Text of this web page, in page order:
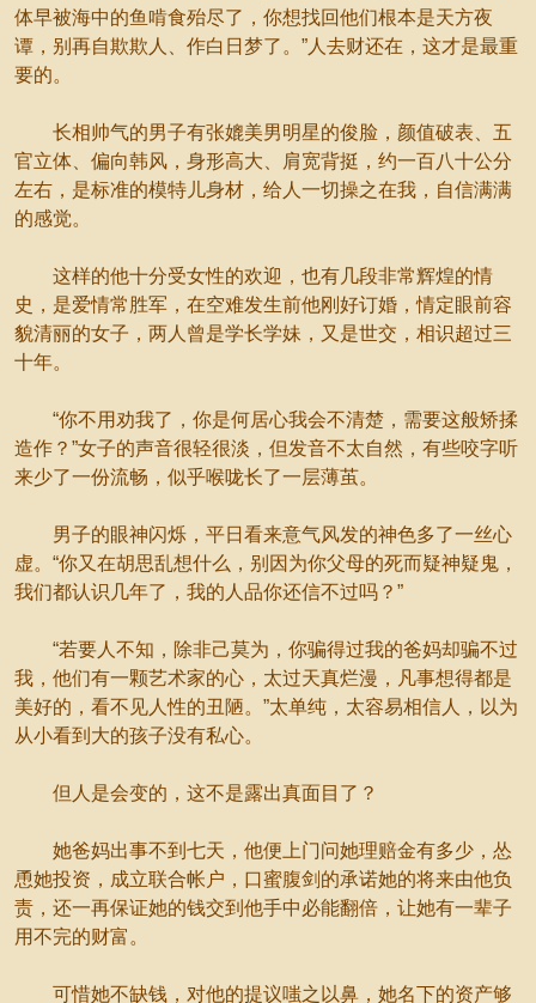
体早被海中的鱼啃食殆尽了，你想找回他们根本是天方夜
谭，别再自欺欺人、作白日梦了。”人去财还在，这才是最重
要的。
长相帅气的男子有张媲美男明星的俊脸，颜值破表、五
官立体、偏向韩风，身形高大、肩宽背挺，约一百八十公分
左右，是标准的模特儿身材，给人一切操之在我，自信满满
的感觉。
这样的他十分受女性的欢迎，也有几段非常辉煌的情
史，是爱情常胜军，在空难发生前他刚好订婚，情定眼前容
貌清丽的女子，两人曾是学长学妹，又是世交，相识超过三
十年。
“你不用劝我了，你是何居心我会不清楚，需要这般矫揉
造作？”女子的声音很轻很淡，但发音不太自然，有些咬字听
来少了一份流畅，似乎喉咙长了一层薄茧。
男子的眼神闪烁，平日看来意气风发的神色多了一丝心
虚。“你又在胡思乱想什么，别因为你父母的死而疑神疑鬼，
我们都认识几年了，我的人品你还信不过吗？”
“若要人不知，除非己莫为，你骗得过我的爸妈却骗不过
我，他们有一颗艺术家的心，太过天真烂漫，凡事想得都是
美好的，看不见人性的丑陋。”太单纯，太容易相信人，以为
从小看到大的孩子没有私心。
但人是会变的，这不是露出真面目了？
她爸妈出事不到七天，他便上门问她理赔金有多少，怂
恿她投资，成立联合帐户，口蜜腹剑的承诺她的将来由他负
责，还一再保证她的钱交到他手中必能翻倍，让她有一辈子
用不完的财富。
可惜她不缺钱，对他的提议嗤之以鼻，她名下的资产够